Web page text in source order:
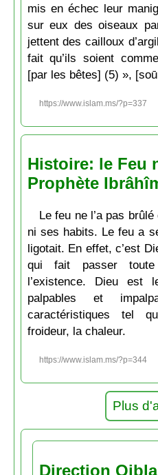
mis en échec leur
sur eux des oiseaux
jettent des cailloux
fait qu’ils soient
[par les bêtes] (5) »,
https://www.islam.ms/?p=337
Histoire: le Feu
Prophète
Le feu ne l’a pas
ni ses habits. Le feu a
ligotait. En effet, c’est
qui fait passer
l’existence. Dieu est
palpables et
caractéristiques tel
froideur, la chaleur.
https://www.islam.ms/?p=344
Plus
Direction